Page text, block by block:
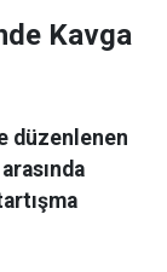
Kavga
düzenlenen